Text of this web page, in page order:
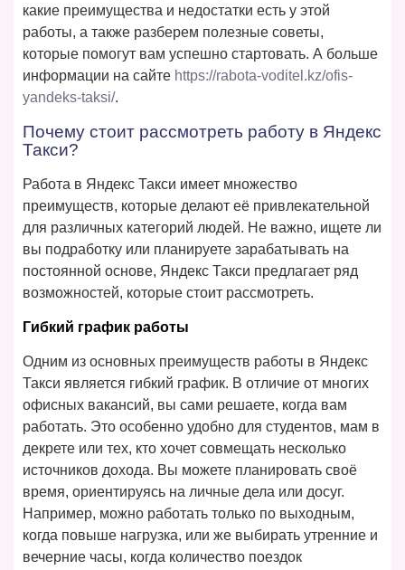
какие преимущества и недостатки есть у этой
работы, а также разберем полезные советы,
которые помогут вам успешно стартовать. А больше
информации на сайте https://rabota-voditel.kz/ofis-
yandeks-taksi/.
Почему стоит рассмотреть работу в Яндекс
Такси?
Работа в Яндекс Такси имеет множество
преимуществ, которые делают её привлекательной
для различных категорий людей. Не важно, ищете ли
вы подработку или планируете зарабатывать на
постоянной основе, Яндекс Такси предлагает ряд
возможностей, которые стоит рассмотреть.
Гибкий график работы
Одним из основных преимуществ работы в Яндекс
Такси является гибкий график. В отличие от многих
офисных вакансий, вы сами решаете, когда вам
работать. Это особенно удобно для студентов, мам в
декрете или тех, кто хочет совмещать несколько
источников дохода. Вы можете планировать своё
время, ориентируясь на личные дела или досуг.
Например, можно работать только по выходным,
когда повыше нагрузка, или же выбирать утренние и
вечерние часы, когда количество поездок